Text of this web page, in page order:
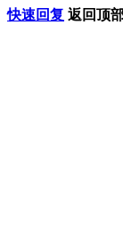
快速回复 返回顶